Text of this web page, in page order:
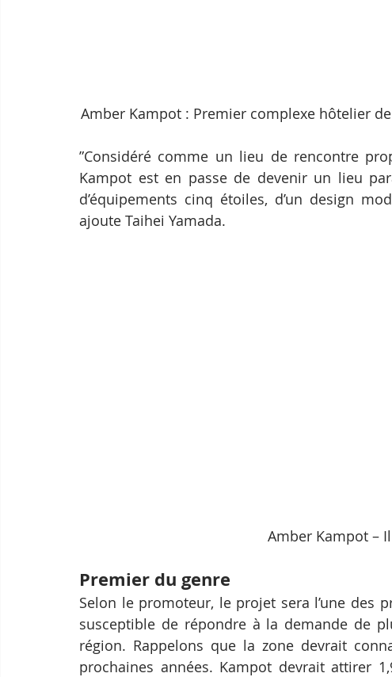
Amber Kampot : Premier complexe hôtelier
”Considéré comme un lieu de rencontre
Kampot est en passe de devenir un lieu
d’équipements cinq étoiles, d’un design
ajoute Taihei Yamada.
Amber Kampot –
Premier du genre
Selon le promoteur, le projet sera l’une des
susceptible de répondre à la demande de
région. Rappelons que la zone devrait
prochaines années. Kampot devrait attirer